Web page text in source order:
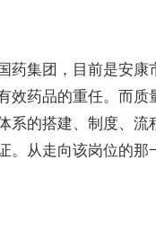
集团，目前是安康
效药品的重任。而
系的搭建、制度、
。从走向该岗位的